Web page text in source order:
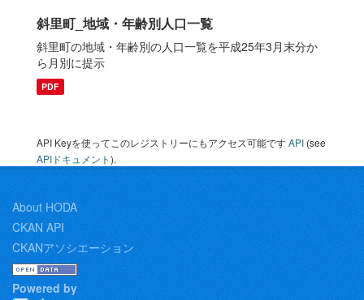
斜里町_地域・年齢別人口一覧
斜里町の地域・年齢別の人口一覧を平成25年3月末分か
ら月別に提示
PDF
API Keyを使ってこのレジストリーにもアクセス可能ですAPI (see
APIドキュメント).
About HODA
CKAN API
CKANアソシエーション
Powered by